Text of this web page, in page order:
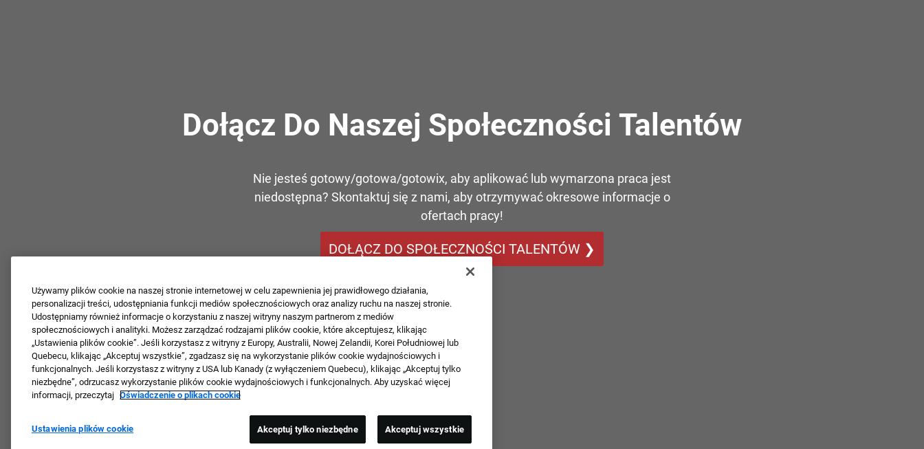
Dołącz Do Naszej Społeczności Talentów
Nie jesteś gotowy/gotowa/gotowix, aby aplikować lub wymarzona praca jest
niedostępna? Skontaktuj się z nami, aby otrzymywać okresowe informacje o
ofertach pracy!
DOŁĄCZ DO SPOŁECZNOŚCI TALENTÓW ❯
Używamy plików cookie na naszej stronie internetowej w celu zapewnienia jej prawidłowego działania,
personalizacji treści, udostępniania funkcji mediów społecznościowych oraz analizy ruchu na naszej stronie.
Udostępniamy również informacje o korzystaniu z naszej witryny naszym partnerom z mediów
społecznościowych i analityki. Możesz zarządzać rodzajami plików cookie, które akceptujesz, klikając
„Ustawienia plików cookie”. Jeśli korzystasz z witryny z Europy, Australii, Nowej Zelandii, Korei Południowej lub
Quebecu, klikając „Akceptuj wszystkie”, zgadzasz się na wykorzystanie plików cookie wydajnościowych i
funkcjonalnych. Jeśli korzystasz z witryny z USA lub Kanady (z wyłączeniem Quebecu), klikając „Akceptuj tylko
niezbędne”, odrzucasz wykorzystanie plików cookie wydajnościowych i funkcjonalnych. Aby uzyskać więcej
informacji, przeczytaj Oświadczenie o plikach cookie
Ustawienia plików cookie Akceptuj tylko niezbędne Akceptuj wszystkie